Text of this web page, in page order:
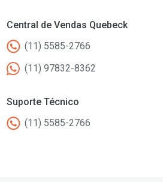
Central de Vendas Quebeck
(11) 5585-2766
(11) 97832-8362
Suporte Técnico
(11) 5585-2766